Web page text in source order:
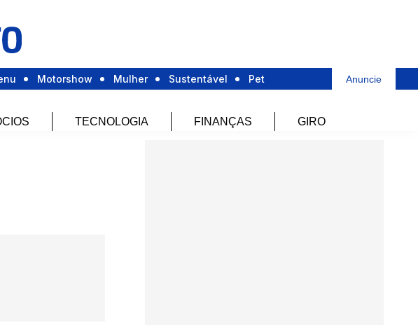
Motorshow Mulher Sustentável Pet Anuncie
TECNOLOGIA FINANÇAS GIRO